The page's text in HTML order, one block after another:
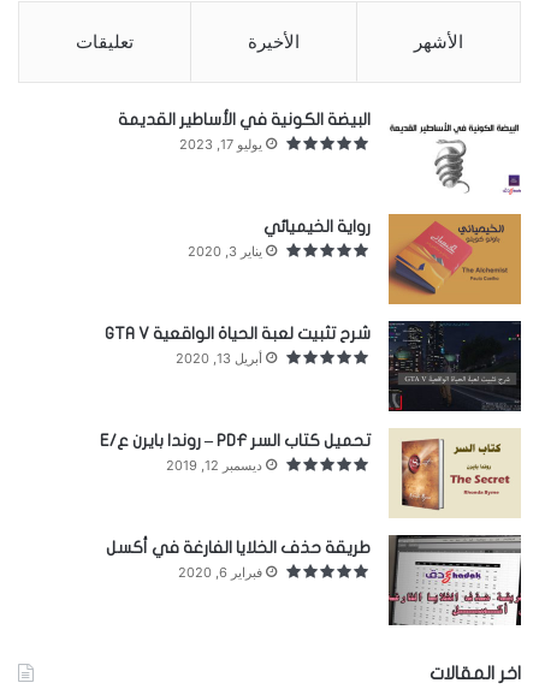
الأشهر الأخيرة تعليقات
البيضة الكونية في الأساطير القديمة
يوليو 17, 2023
رواية الخيميائي
يناير 3, 2020
شرح تثبيت لعبة الحياة الواقعية GTA V
أبريل 13, 2020
تحميل كتاب السر PDF – روندا بايرن ع/E
ديسمبر 12, 2019
طريقة حذف الخلايا الفارغة في أكسل
فبراير 6, 2020
اخر المقالات